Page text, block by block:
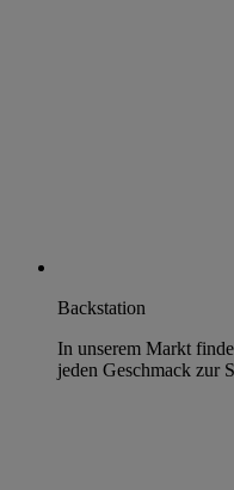
Backstation
In unserem Markt
jeden Geschmack zur